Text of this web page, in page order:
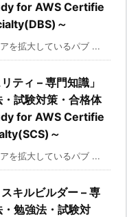
for AWS Certifie
～
を拡大しているパブ ...
ティ – 専門知識」
試験対策・合格体
for AWS Certifie
～
を拡大しているパブ ...
キルビルダー – 専
勉強法・試験対